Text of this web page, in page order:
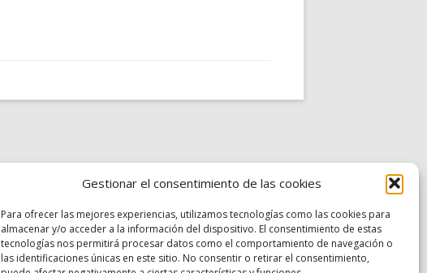
Gestionar el consentimiento de las cookies
Para ofrecer las mejores experiencias, utilizamos tecnologías como las cookies para
almacenar y/o acceder a la información del dispositivo. El consentimiento de estas
tecnologías nos permitirá procesar datos como el comportamiento de navegación o
las identificaciones únicas en este sitio. No consentir o retirar el consentimiento,